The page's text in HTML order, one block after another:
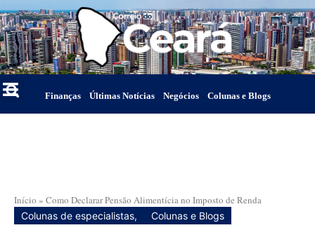
Finanças Últimas Notícias Negócios Colunas e Blogs
Início » Como Declarar Pensão Alimentícia no Imposto de Renda
Colunas de especialistas, Colunas e Blogs